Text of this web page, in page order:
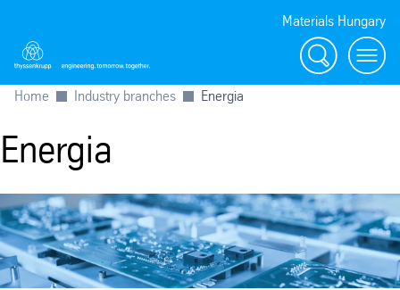
Materials Hungary
Search Menu
Home Industry branches Energia
Energia